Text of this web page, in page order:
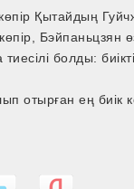
көпір Қытайдың
Бэйпаньцзян
болды:
отырған ең